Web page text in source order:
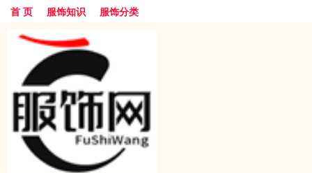
首 页 服饰知识 服饰分类